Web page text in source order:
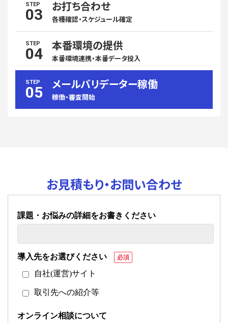
STEP
03 お打ち合わせ
各種確認・スケジュール確定
STEP
04 本番環境の提供
本番環境連携・本番データ投入
STEP
05 メールバリデーター稼働
稼働・審査開始
お見積もり・お問い合わせ